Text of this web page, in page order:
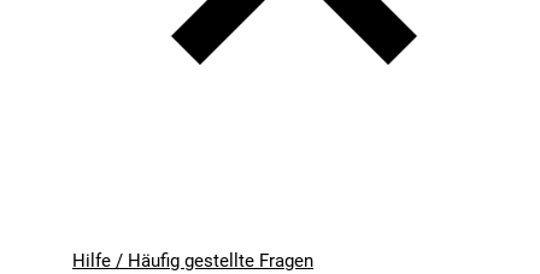
Hilfe / Häufig gestellte Fragen